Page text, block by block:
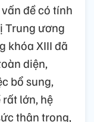
đề có tính
Trung ương
khóa XIII đã
diện,
bổ sung,
lớn, hệ
thận trọng,